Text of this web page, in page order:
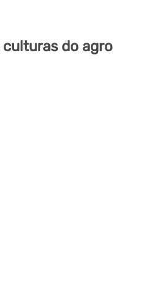
culturas do agro